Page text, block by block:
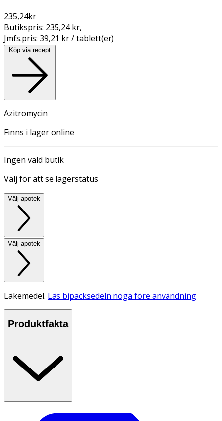
235,24kr
Butikspris: 235,24 kr,
Jmfs.pris: 39,21 kr / tablett(er)
Köp via recept
Azitromycin
Finns i lager online
Ingen vald butik
Välj för att se lagerstatus
Välj apotek
Välj apotek
Läkemedel. Läs bipacksedeln noga före användning
Produktfakta